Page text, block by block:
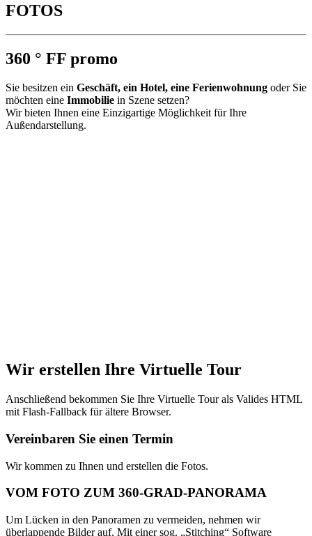
FOTOS
360 ° FF promo
Sie besitzen ein Geschäft, ein Hotel, eine Ferienwohnung oder Sie
möchten eine Immobilie in Szene setzen?
Wir bieten Ihnen eine Einzigartige Möglichkeit für Ihre
Außendarstellung.
Wir erstellen Ihre Virtuelle Tour
Anschließend bekommen Sie Ihre Virtuelle Tour als Valides HTML
mit Flash-Fallback für ältere Browser.
Vereinbaren Sie einen Termin
Wir kommen zu Ihnen und erstellen die Fotos.
VOM FOTO ZUM 360-GRAD-PANORAMA
Um Lücken in den Panoramen zu vermeiden, nehmen wir
überlappende Bilder auf. Mit einer sog. „Stitching“ Software